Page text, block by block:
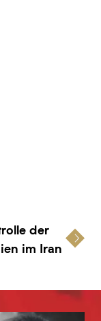
der
im Iran